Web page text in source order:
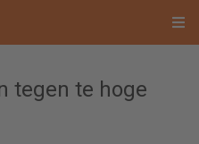
tegen te hoge